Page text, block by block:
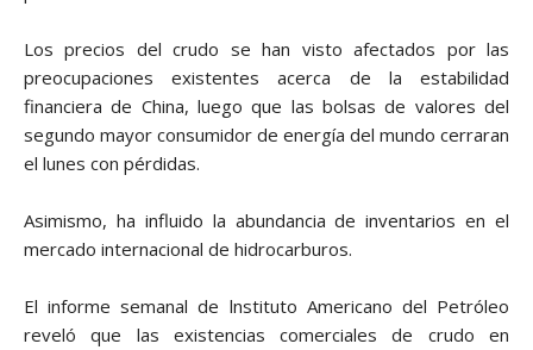
Los precios del crudo se han visto afectados por las
preocupaciones existentes acerca de la estabilidad
financiera de China, luego que las bolsas de valores del
segundo mayor consumidor de energía del mundo cerraran
el lunes con pérdidas.
Asimismo, ha influido la abundancia de inventarios en el
mercado internacional de hidrocarburos.
El informe semanal de lnstituto Americano del Petróleo
reveló que las existencias comerciales de crudo en